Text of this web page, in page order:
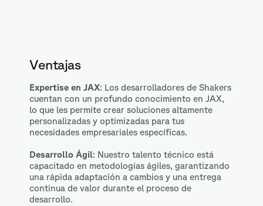
Ventajas
Expertise en JAX: Los desarrolladores de Shakers
cuentan con un profundo conocimiento en JAX,
lo que les permite crear soluciones altamente
personalizadas y optimizadas para tus
necesidades empresariales específicas.
Desarrollo Ágil: Nuestro talento técnico está
capacitado en metodologías ágiles, garantizando
una rápida adaptación a cambios y una entrega
continua de valor durante el proceso de
desarrollo.